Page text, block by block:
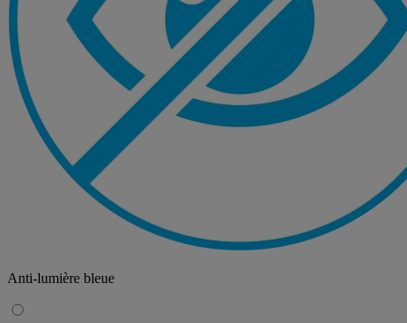
Anti-lumière bleue